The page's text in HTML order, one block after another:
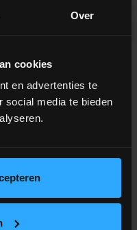
Over
cookies
en advertenties te
social media te bieden